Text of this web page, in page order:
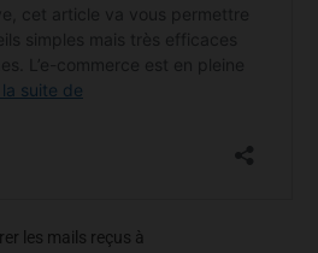
les mails reçus à